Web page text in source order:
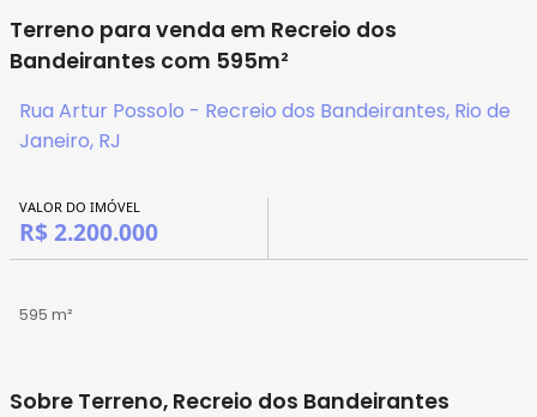
Terreno para venda em Recreio dos
Bandeirantes com 595m²
Rua Artur Possolo - Recreio dos Bandeirantes, Rio de
Janeiro, RJ
VALOR DO IMÓVEL
R$ 2.200.000
595 m²
Sobre Terreno, Recreio dos Bandeirantes